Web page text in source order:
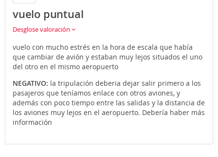
vuelo puntual
Desglose valoración
vuelo con mucho estrés en la hora de escala que había
que cambiar de avión y estaban muy lejos situados el uno
del otro en el mismo aeropuerto
NEGATIVO: la tripulación deberia dejar salir primero a los
pasajeros que teníamos enlace con otros aviones, y
además con poco tiempo entre las salidas y la distancia de
los aviones muy lejos en el aeropuerto. Debería haber más
información